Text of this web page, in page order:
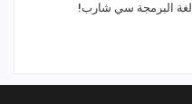
لغة البرمجة سي شارب!